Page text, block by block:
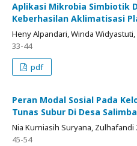
Aplikasi Mikrobia Simbiotik
Keberhasilan Aklimatisasi
Heny Alpandari, Winda Widyastuti,
33-44
pdf
Peran Modal Sosial Pada
Tunas Subur Di Desa
Nia Kurniasih Suryana, Zulhafandi
45-54